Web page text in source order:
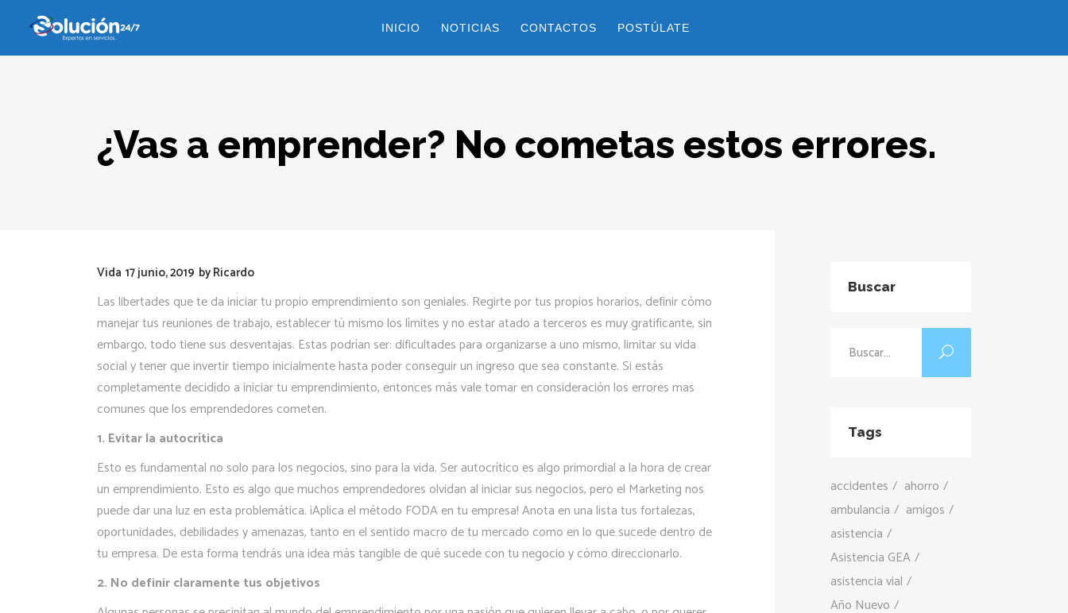
INICIO NOTICIAS CONTACTOS POSTÚLATE
¿Vas a emprender? No cometas estos errores.
Vida 17 junio, 2019 byRicardo
Las libertades que te da iniciar tu propio emprendimiento son geniales. Regirte por tus propios horarios, definir cómo
manejar tus reuniones de trabajo, establecer tú mismo los límites y no estar atado a terceros es muy gratificante, sin
embargo, todo tiene sus desventajas. Estas podrían ser: dificultades para organizarse a uno mismo, limitar su vida
social y tener que invertir tiempo inicialmente hasta poder conseguir un ingreso que sea constante. Si estás
completamente decidido a iniciar tu emprendimiento, entonces más vale tomar en consideración los errores mas
comunes que los emprendedores cometen.
1. Evitar la autocrítica
Esto es fundamental no solo para los negocios, sino para la vida. Ser autocrítico es algo primordial a la hora de crear
un emprendimiento. Esto es algo que muchos emprendedores olvidan al iniciar sus negocios, pero el Marketing nos
puede dar una luz en esta problemática. ¡Aplica el método FODA en tu empresa! Anota en una lista tus fortalezas,
oportunidades, debilidades y amenazas, tanto en el sentido macro de tu mercado como en lo que sucede dentro de
tu empresa. De esta forma tendrás una idea más tangible de qué sucede con tu negocio y cómo direccionarlo.
2. No definir claramente tus objetivos
Buscar
Tags
accidentes
ahorro
ambulancia
amigos
asistencia
Asistencia GEA
asistencia vial
Año Nuevo